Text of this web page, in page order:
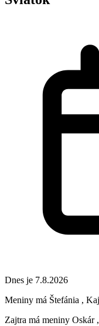
Dnes je 7.8.2026
Meniny má Štefánia ,
Zajtra má meniny Oskár